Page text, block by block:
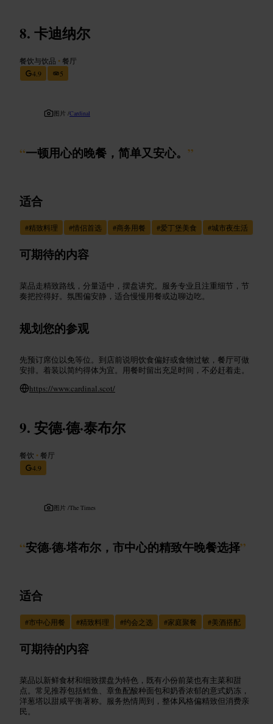
卡迪纳尔
餐饮与饮品 •餐厅
4.9
5
图片 /Cardinal
“一顿用心的晚餐，简单又安心。 ”
适合
#精致料理 #情侣首选 #商务用餐 #爱丁堡美食 #城市夜生活
可期待的内容
菜品走精致路线，分量适中，摆盘讲究。服务专业且注重细节，节
奏把控得好。氛围偏安静，适合慢慢用餐或边聊边吃。
规划您的参观
先预订席位以免等位。到店前说明饮食偏好或食物过敏，餐厅可做
安排。着装以简约得体为宜。用餐时留出充足时间，不必赶着走。
https://www.cardinal.scot/
安德·德·泰布尔
餐饮 •餐厅
4.9
图片 /The Times
“安德·德·塔布尔，市中心的精致午晚餐选择”
适合
#市中心用餐 #精致料理 #约会之选 #家庭聚餐 #美酒搭配
可期待的内容
菜品以新鲜食材和细致摆盘为特色，既有小份前菜也有主菜和甜
点。常见推荐包括鳕鱼、章鱼配酸种面包和奶香浓郁的意式奶冻，
洋葱塔以甜咸平衡著称。服务热情周到，整体风格偏精致但消费亲
民。